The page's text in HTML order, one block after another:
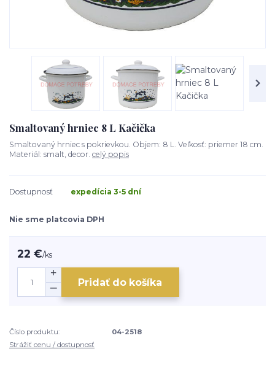
Smaltovaný hrniec 8 L Kačička
Smaltovaný hrniec s pokrievkou. Objem: 8 L. Veľkosť: priemer 18 cm.
Materiál: smalt, decor. celý popis
Dostupnosť expedícia 3-5 dní
Nie sme platcovia DPH
22 €/ks
Pridať do košíka
Číslo produktu:
04-2518
Strážiť cenu / dostupnosť